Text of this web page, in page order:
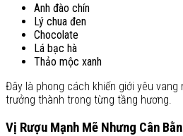
Anh đào chín
Lý chua đen
Chocolate
Lá bạc hà
Thảo mộc xanh
Đây là phong cách khiến giới yêu
trưởng thành trong từng tầng hương.
Vị Rượu Mạnh Mẽ Nhưng Cân